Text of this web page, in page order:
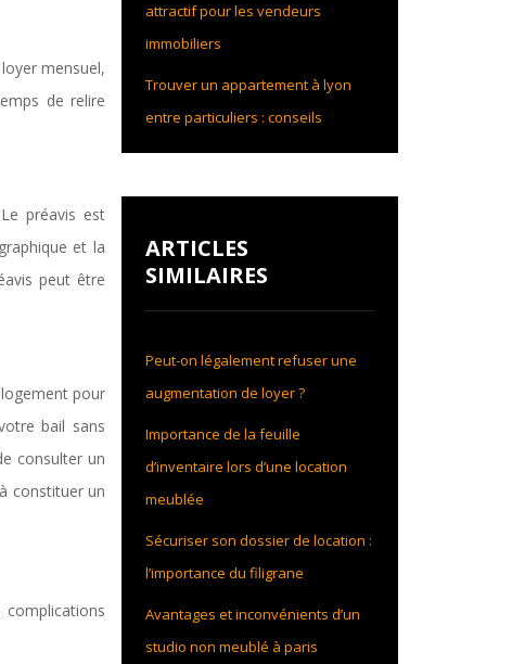
mensuel,
de relire
préavis est
et la
peut être
pour
bail sans
consulter un
constituer un
attractif pour les vendeurs
immobiliers
Trouver un appartement à lyon
entre particuliers : conseils
ARTICLES
SIMILAIRES
Peut-on légalement refuser une
augmentation de loyer ?
Importance de la feuille
d’inventaire lors d’une location
meublée
Sécuriser son dossier de location :
l’importance du filigrane
Avantages et inconvénients d’un
studio non meublé à paris